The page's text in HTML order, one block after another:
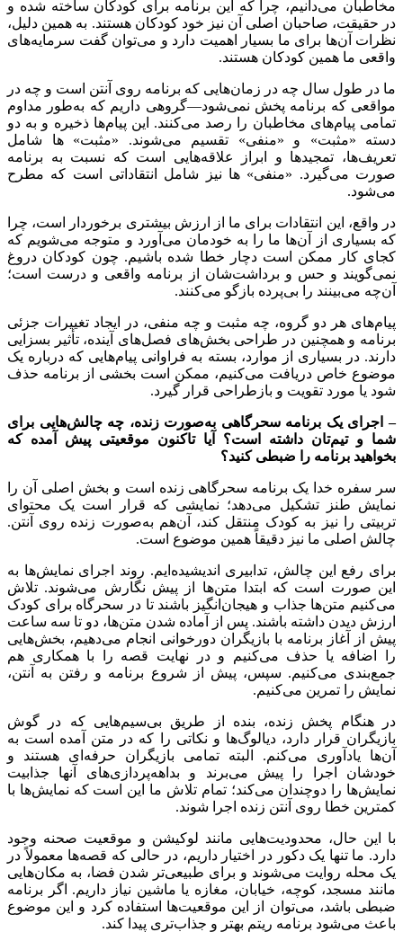
مخاطبان می‌دانیم، چرا که این برنامه برای کودکان ساخته شده و
در حقیقت، صاحبان اصلی آن نیز خود کودکان هستند. به همین دلیل،
نظرات آن‌ها برای ما بسیار اهمیت دارد و می‌توان گفت سرمایه‌های
واقعی ما همین کودکان هستند.
ما در طول سال چه در زمان‌هایی که برنامه روی آنتن است و چه در
مواقعی که برنامه پخش نمی‌شود—گروهی داریم که به‌طور مداوم
تمامی پیام‌های مخاطبان را رصد می‌کنند. این پیام‌ها ذخیره و به دو
دسته «مثبت» و «منفی» تقسیم می‌شوند. «مثبت» ها شامل
تعریف‌ها، تمجیدها و ابراز علاقه‌هایی است که نسبت به برنامه
صورت می‌گیرد. «منفی» ها نیز شامل انتقاداتی است که مطرح
می‌شود.
در واقع، این انتقادات برای ما از ارزش بیشتری برخوردار است، چرا
که بسیاری از آن‌ها ما را به خودمان می‌آورد و متوجه می‌شویم که
کجای کار ممکن است دچار خطا شده باشیم. چون کودکان دروغ
نمی‌گویند و حس و برداشت‌شان از برنامه واقعی و درست است؛
آن‌چه می‌بینند را بی‌پرده بازگو می‌کنند.
پیام‌های هر دو گروه، چه مثبت و چه منفی، در ایجاد تغییرات جزئی
برنامه و همچنین در طراحی بخش‌های فصل‌های آینده، تأثیر بسزایی
دارند. در بسیاری از موارد، بسته به فراوانی پیام‌هایی که درباره یک
موضوع خاص دریافت می‌کنیم، ممکن است بخشی از برنامه حذف
شود یا مورد تقویت و بازطراحی قرار گیرد.
–اجرای یک برنامه سحرگاهی به‌صورت زنده، چه چالش‌هایی برای
شما و تیم‌تان داشته است؟ آیا تاکنون موقعیتی پیش آمده که
بخواهید برنامه را ضبطی کنید؟
سر سفره خدا یک برنامه سحرگاهی زنده است و بخش اصلی آن را
نمایش طنز تشکیل می‌دهد؛ نمایشی که قرار است یک محتوای
تربیتی را نیز به کودک منتقل کند، آن‌هم به‌صورت زنده روی آنتن.
چالش اصلی ما نیز دقیقاً همین موضوع است.
برای رفع این چالش، تدابیری اندیشیده‌ایم. روند اجرای نمایش‌ها به
این صورت است که ابتدا متن‌ها از پیش نگارش می‌شوند. تلاش
می‌کنیم متن‌ها جذاب و هیجان‌انگیز باشند تا در سحرگاه برای کودک
ارزش دیدن داشته باشند. پس از آماده شدن متن‌ها، دو تا سه ساعت
پیش از آغاز برنامه با بازیگران دورخوانی انجام می‌دهیم، بخش‌هایی
را اضافه یا حذف می‌کنیم و در نهایت قصه را با همکاری هم
جمع‌بندی می‌کنیم. سپس، پیش از شروع برنامه و رفتن به آنتن،
نمایش را تمرین می‌کنیم.
در هنگام پخش زنده، بنده از طریق بی‌سیم‌هایی که در گوش
بازیگران قرار دارد، دیالوگ‌ها و نکاتی را که در متن آمده است به
آن‌ها یادآوری می‌کنم. البته تمامی بازیگران حرفه‌ای هستند و
خودشان اجرا را پیش می‌برند و بداهه‌پردازی‌های آنها جذابیت
نمایش‌ها را دوچندان می‌کند؛ تمام تلاش ما این است که نمایش‌ها با
کمترین خطا روی آنتن زنده اجرا شوند.
با این حال، محدودیت‌هایی مانند لوکیشن و موقعیت صحنه وجود
دارد. ما تنها یک دکور در اختیار داریم، در حالی که قصه‌ها معمولاً در
یک محله روایت می‌شوند و برای طبیعی‌تر شدن فضا، به مکان‌هایی
مانند مسجد، کوچه، خیابان، مغازه یا ماشین نیاز داریم. اگر برنامه
ضبطی باشد، می‌توان از این موقعیت‌ها استفاده کرد و این موضوع
باعث می‌شود برنامه ریتم بهتر و جذاب‌تری پیدا کند.